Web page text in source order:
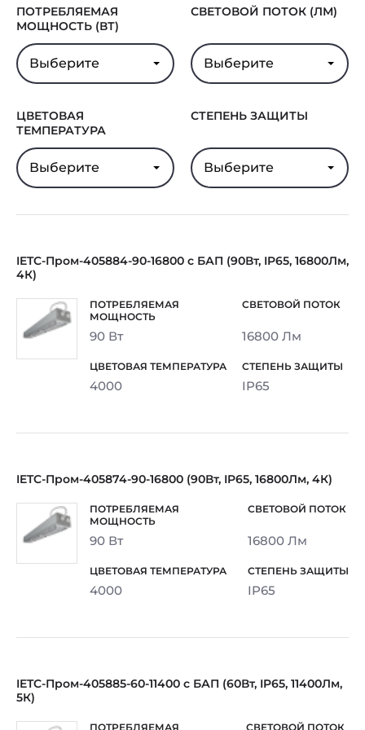
Гарантия
5 лет
ПОТРЕБЛЯЕМАЯ
МОЩНОСТЬ (ВТ)
Выберите
СВЕТОВОЙ ПОТОК (ЛМ)
Выберите
ЦВЕТОВАЯ
ТЕМПЕРАТУРА
Выберите
СТЕПЕНЬ ЗАЩИТЫ
Выберите
IETC-Пром-405884-90-16800 с БАП (90Вт, IP65, 16800Лм,
4К)
90 Вт 16800 Лм
4000 IP65
IETC-Пром-405874-90-16800 (90Вт, IP65, 16800Лм, 4К)
90 Вт 16800 Лм
4000 IP65
IETC-Пром-405885-60-11400 с БАП (60Вт, IP65, 11400Лм,
5К)